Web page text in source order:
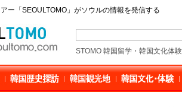
ー「SEOULTOMO」がソウルの情報を発信する
STOMO 韓国留学・韓国文化体